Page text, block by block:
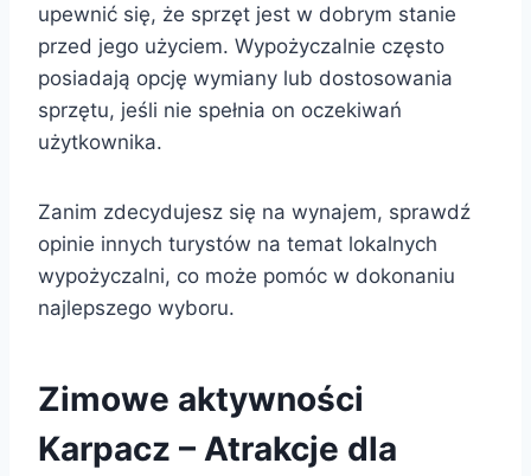
upewnić się, że sprzęt jest w dobrym stanie
przed jego użyciem. Wypożyczalnie często
posiadają opcję wymiany lub dostosowania
sprzętu, jeśli nie spełnia on oczekiwań
użytkownika.
Zanim zdecydujesz się na wynajem, sprawdź
opinie innych turystów na temat lokalnych
wypożyczalni, co może pomóc w dokonaniu
najlepszego wyboru.
Zimowe aktywności
Karpacz – Atrakcje dla